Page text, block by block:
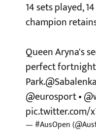
14 sets played,
champion
Queen Aryna's
perfect
Park.
@eurosport•
pic.twitter.com/
— #AusOpen